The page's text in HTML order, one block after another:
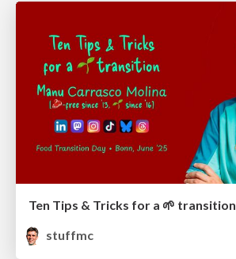
Ten Tips & Tricks for a 🌱 transition
stuffmc